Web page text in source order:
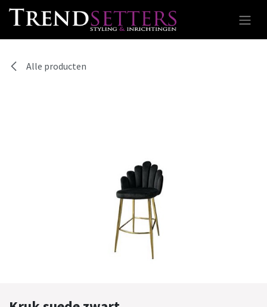
Overslaan naar inhoud
Alle producten